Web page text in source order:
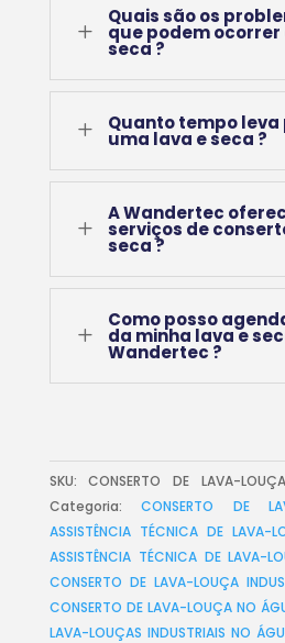
L
Quais são os
que podem ocorrer
seca ?
L Quanto tempo
uma lava e seca ?
L
A Wandertec
serviços de
seca ?
L
Como posso
da minha lava e
Wandertec ?
SKU:CONSERTO DE LAVA-
Categoria:CONSERTO DE
ASSISTÊNCIA TÉCNICA DE LAVA-
ASSISTÊNCIA TÉCNICA DE LAVA-
CONSERTO DE LAVA-LOUÇA
CONSERTO DE LAVA-LOUÇA NO
LAVA-LOUÇAS INDUSTRIAIS NO